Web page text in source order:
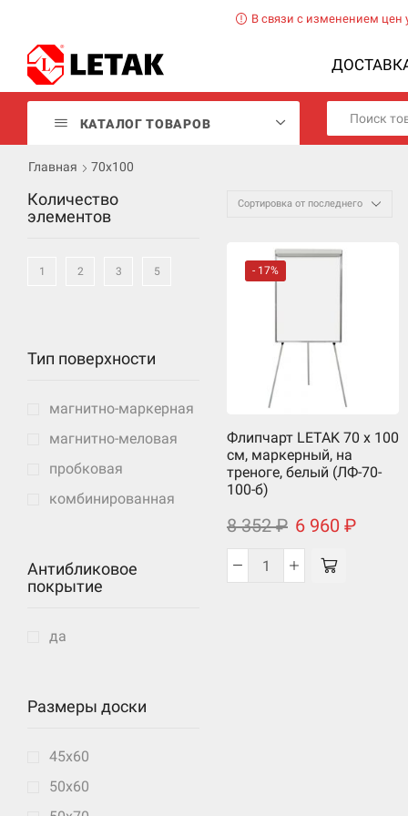
В связи с изменением цен
КАТАЛОГ ТОВАРОВ
Главная 70х100
- 17%
Флипчарт LETAK 70 x 100
см, маркерный, на
треноге, белый (ЛФ-70-
100-б)
8 352₽ 6 960 ₽
Количество
Количество
элементов
1 2 3 5
Тип поверхности
магнитно-маркерная
магнитно-меловая
пробковая
комбинированная
Антибликовое
покрытие
да
Размеры доски
45х60
50х60